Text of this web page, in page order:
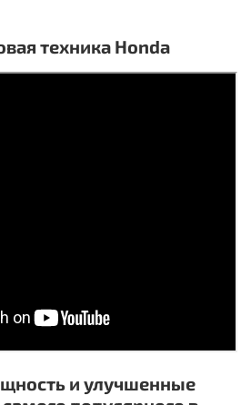
техника Honda
и улучшенные